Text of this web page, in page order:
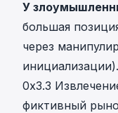
У
большая
через
инициализации).
0x3.3
фиктивный